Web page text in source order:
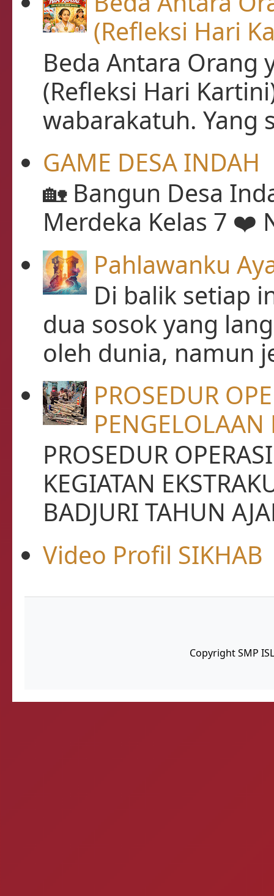
(Refleksi Hari
Beda Antara Orang
(Refleksi Hari
wabarakatuh. Yang
GAME DESA INDAH
🏡 Bangun Desa
Merdeka Kelas 7 ❤️
Pahlawanku
Di balik setiap
dua sosok yang
oleh dunia, namun
PROSEDUR
PENGELOLAAN
PROSEDUR
KEGIATAN
BADJURI TAHUN
Video Profil SIKHAB
Copyright SMP